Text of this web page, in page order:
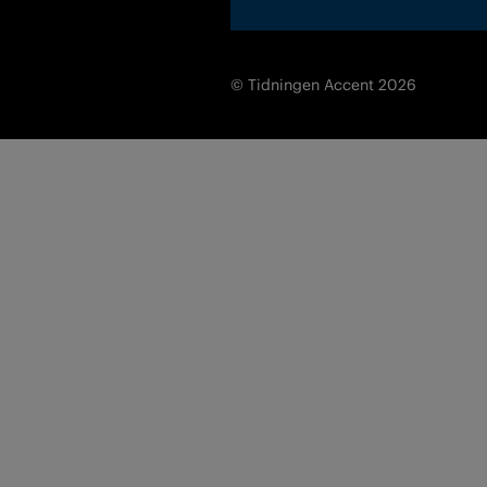
© Tidningen Accent 2026